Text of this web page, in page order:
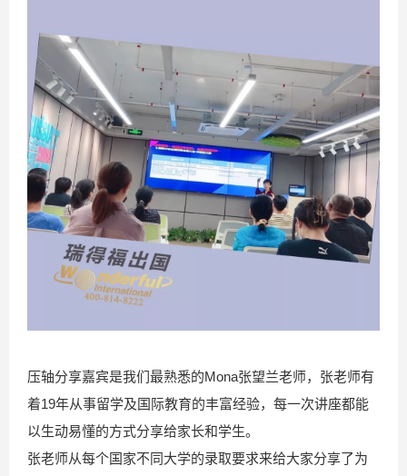
压轴分享嘉宾是我们最熟悉的Mona张望兰老师，张老师有
着19年从事留学及国际教育的丰富经验，每一次讲座都能
以生动易懂的方式分享给家长和学生。
张老师从每个国家不同大学的录取要求来给大家分享了为